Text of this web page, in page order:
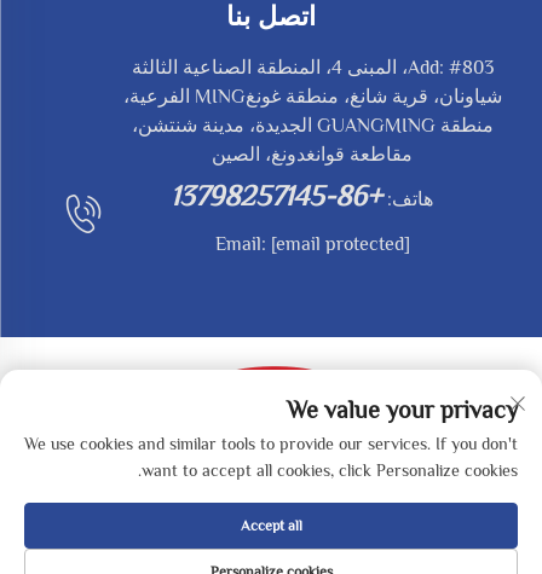
اتصل بنا
Add: #803، المبنى 4، المنطقة الصناعية الثالثة
شياونان، قرية شانغ، منطقة غونغMING الفرعية،
منطقة GUANGMING الجديدة، مدينة شنتشن،
مقاطعة قوانغدونغ، الصين
هاتف: +86-13798257145
Email: [email protected]
حقوق النشر © 2025 بواسطة SHENZHEN REDY-MED
TECHNOLOGY CO.,LTD -
سياسة الخصوصية
We value your privacy
We use cookies and similar tools to provide our services. If you don't
want to accept all cookies, click Personalize cookies.
Accept all